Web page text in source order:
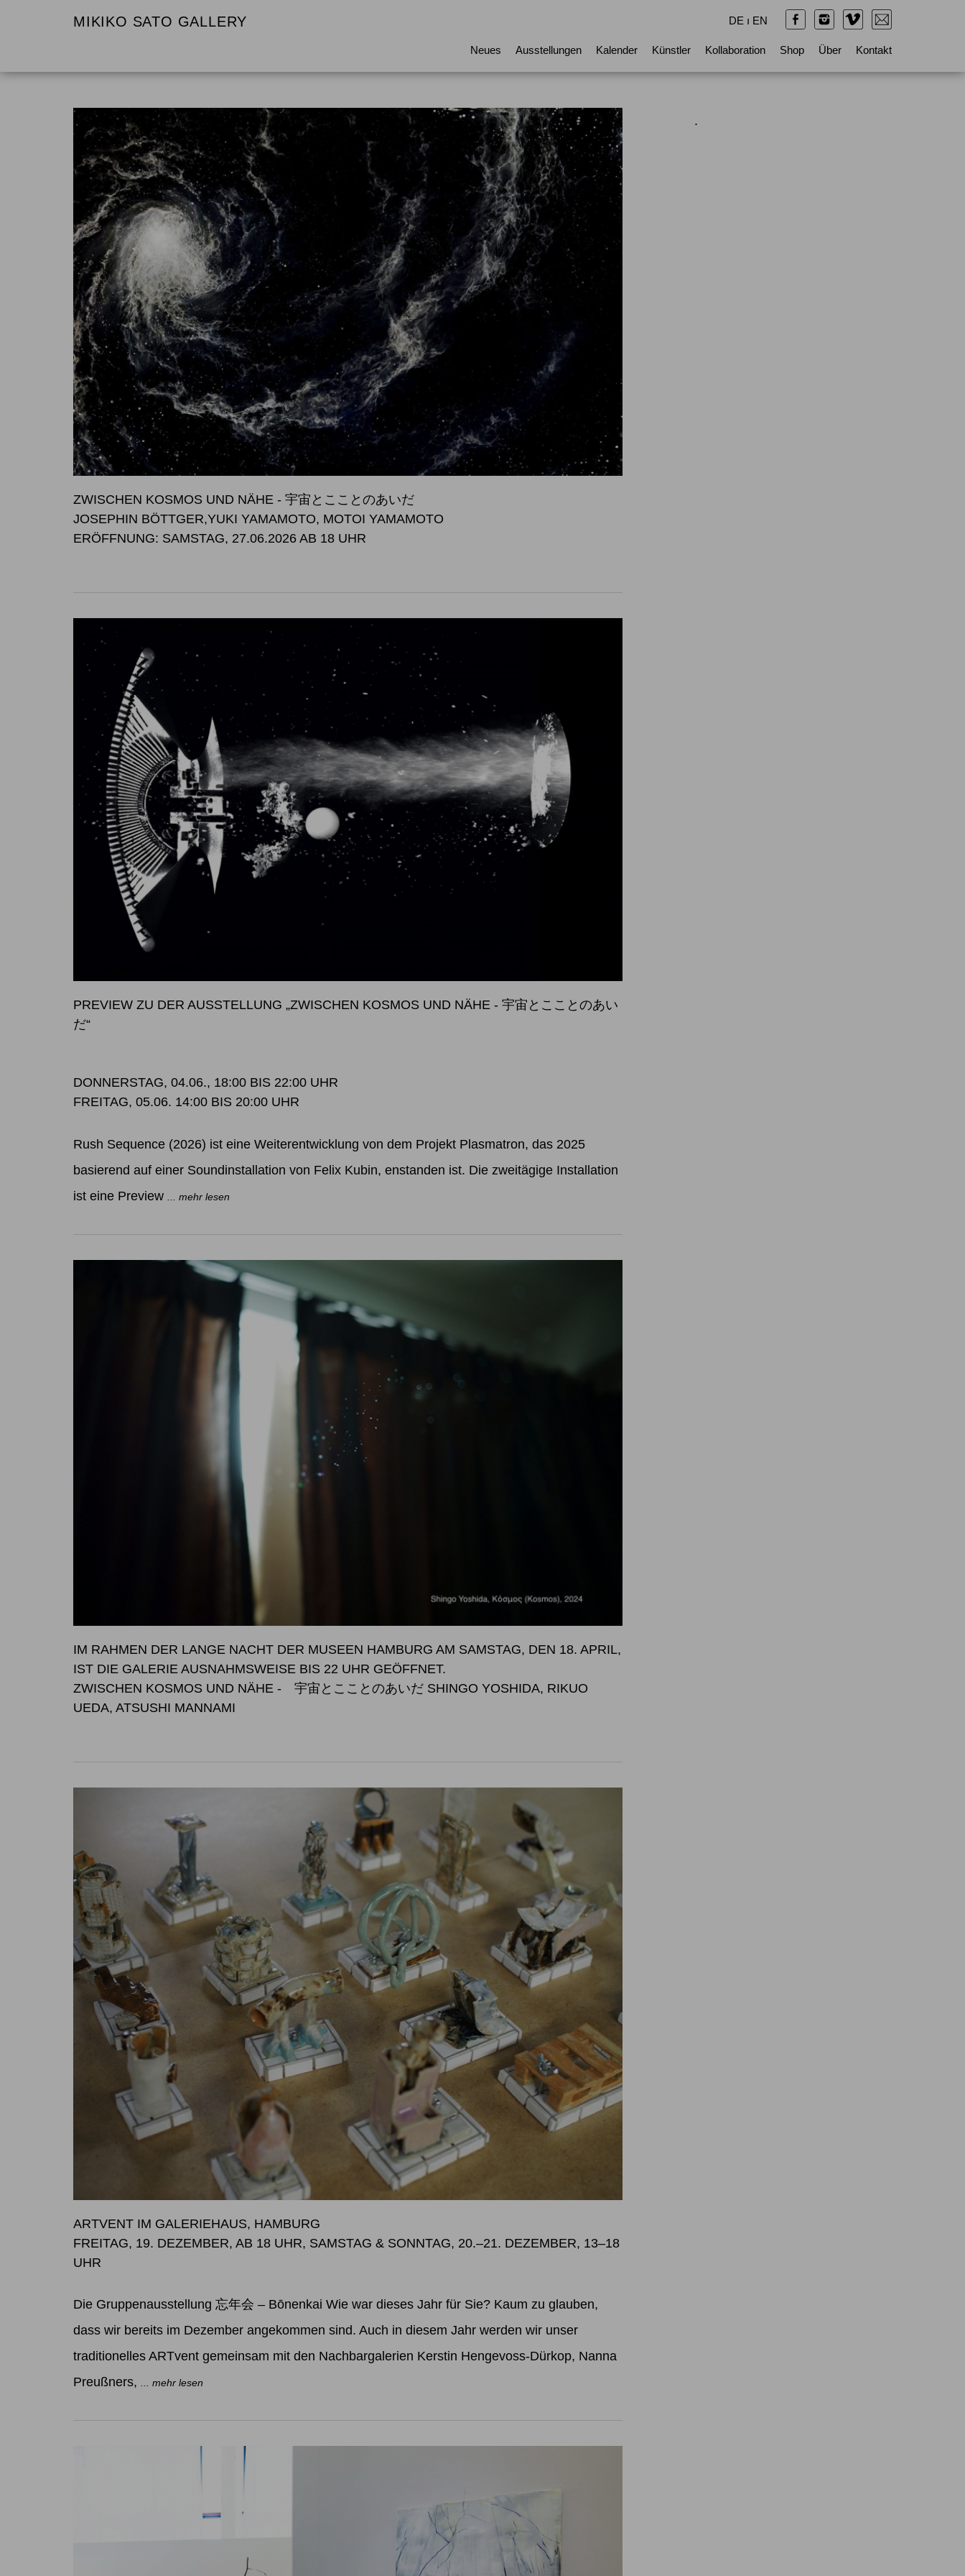
MIKIKO SATO GALLERY
Neues Ausstellungen Kalender Künstler Kollaboration Shop Über Kontakt
DE ı EN
.
ZWISCHEN KOSMOS UND NÄHE - 宇宙とこことのあいだ
JOSEPHIN BÖTTGER,YUKI YAMAMOTO, MOTOI YAMAMOTO
ERÖFFNUNG: SAMSTAG, 27.06.2026 AB 18 UHR
PREVIEW ZU DER AUSSTELLUNG „ZWISCHEN KOSMOS UND NÄHE - 宇宙とこことのあい
だ“
DONNERSTAG, 04.06., 18:00 BIS 22:00 UHR
FREITAG, 05.06. 14:00 BIS 20:00 UHR
Rush Sequence (2026) ist eine Weiterentwicklung von dem Projekt Plasmatron, das 2025
basierend auf einer Soundinstallation von Felix Kubin, enstanden ist. Die zweitägige Installation
ist eine Preview
... mehr lesen
IM RAHMEN DER LANGE NACHT DER MUSEEN HAMBURG AM SAMSTAG, DEN 18. APRIL,
IST DIE GALERIE AUSNAHMSWEISE BIS 22 UHR GEÖFFNET.
ZWISCHEN KOSMOS UND NÄHE - 宇宙とこことのあいだ SHINGO YOSHIDA, RIKUO
UEDA, ATSUSHI MANNAMI
ARTVENT IM GALERIEHAUS, HAMBURG
FREITAG, 19. DEZEMBER, AB 18 UHR, SAMSTAG & SONNTAG, 20.–21. DEZEMBER, 13–18
UHR
Die Gruppenausstellung 忘年会 – Bōnenkai Wie war dieses Jahr für Sie? Kaum zu glauben,
dass wir bereits im Dezember angekommen sind. Auch in diesem Jahr werden wir unser
traditionelles ARTvent gemeinsam mit den Nachbargalerien Kerstin Hengevoss-Dürkop, Nanna
Preußners, ... mehr lesen